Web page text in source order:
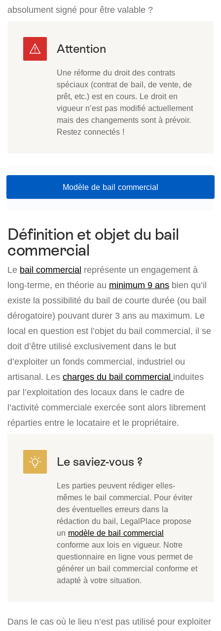
absolument signé pour être valable ?
Une réforme du droit des contrats
spéciaux (contrat de bail, de vente, de
prêt, etc.) est en cours. Le droit en
vigueur n’est pas modifié actuellement
mais des changements sont à prévoir.
Restez connectés !
Modèle de bail commercial
Définition et objet du bail
commercial
Le bail commercial représente un engagement à
long-terme, en théorie au minimum 9 ans bien qu’il
existe la possibilité du bail de courte durée (ou bail
dérogatoire) pouvant durer 3 ans au maximum. Le
local en question est l’objet du bail commercial, il se
doit d’être utilisé exclusivement dans le but
d’exploiter un fonds commercial, industriel ou
artisanal. Les charges du bail commercial induites
par l’exploitation des locaux dans le cadre de
l’activité commerciale exercée sont alors librement
réparties entre le locataire et le propriétaire.
Les parties peuvent rédiger elles-
mêmes le bail commercial. Pour éviter
des éventuelles erreurs dans la
rédaction du bail, LegalPlace propose
un modèle de bail commercial
conforme aux lois en vigueur. Notre
questionnaire en ligne vous permet de
générer un bail commercial conforme et
adapté à votre situation.
Dans le cas où le lieu n’est pas utilisé pour exploiter